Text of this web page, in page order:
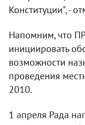
Конституции", -
Напомним, что
инициировать
возможности
проведения
2010.
1 апреля Рада